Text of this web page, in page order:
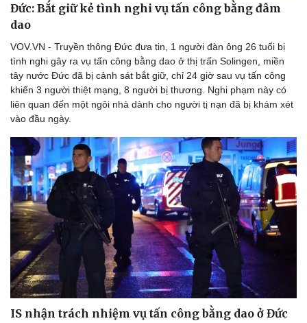
Đức: Bắt giữ kẻ tình nghi vụ tấn công bằng đâm
dao
VOV.VN - Truyền thông Đức đưa tin, 1 người đàn ông 26 tuổi bị
tình nghi gây ra vụ tấn công bằng dao ở thị trấn Solingen, miền
tây nước Đức đã bị cảnh sát bắt giữ, chỉ 24 giờ sau vụ tấn công
khiến 3 người thiệt mạng, 8 người bị thương. Nghi phạm này có
liên quan đến một ngôi nhà dành cho người tị nạn đã bị khám xét
vào đầu ngày.
IS nhận trách nhiệm vụ tấn công bằng dao ở Đức